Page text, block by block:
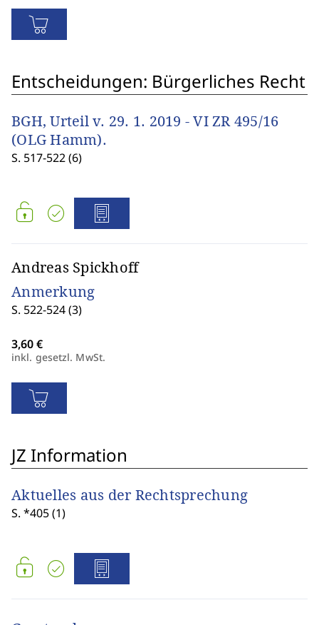
Entscheidungen: Bürgerliches Recht
BGH, Urteil v. 29. 1. 2019 - VI ZR 495/16
(OLG Hamm).
S. 517-522 (6)
Andreas Spickhoff
Anmerkung
S. 522-524 (3)
inkl. gesetzl. MwSt.
JZ Information
Aktuelles aus der Rechtsprechung
S. *405 (1)